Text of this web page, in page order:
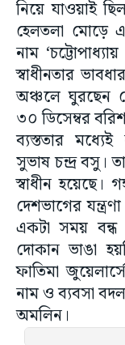
নিয়ে যাওয়াই
হেলতলা মোড়ে
নাম
স্বাধীনতার
অঞ্চলে ঘুরছেন
৩০ ডিসেম্বর
ব্যস্ততার
সুভাষ চন্দ্র বসু।
স্বাধীন হয়েছে।
দেশভাগের
একটা সময় বন্ধ
দোকান ভাঙা
ফাতিমা
নাম ও ব্যবসা
অমলিন।